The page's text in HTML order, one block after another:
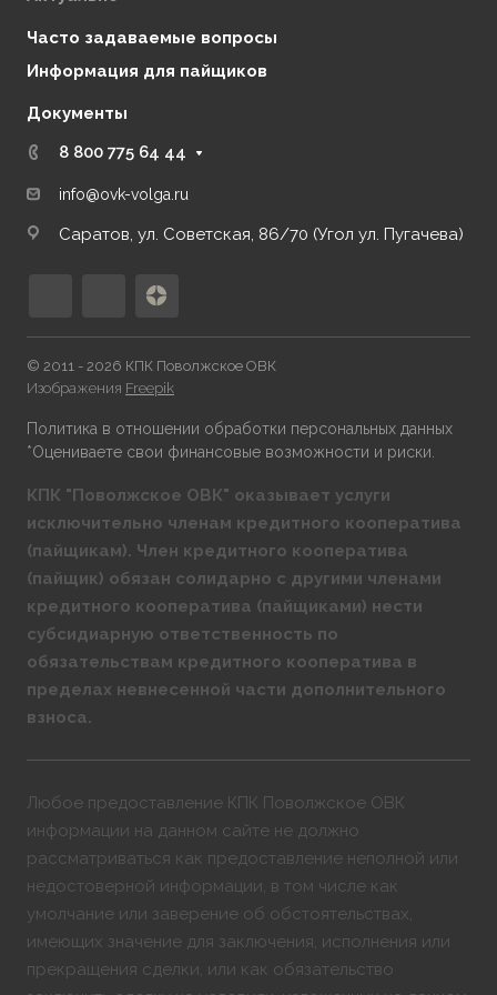
Часто задаваемые вопросы
Информация для пайщиков
Документы
8 800 775 64 44
info@ovk-volga.ru
Саратов, ул. Советская, 86/70 (Угол ул. Пугачева)
© 2011 - 2026 КПК Поволжское ОВК
Изображения Freepik
Политика в отношении обработки персональных данных
*Оцениваете свои финансовые возможности и риски.
КПК "Поволжское ОВК" оказывает услуги
исключительно членам кредитного кооператива
(пайщикам). Член кредитного кооператива
(пайщик) обязан солидарно с другими членами
кредитного кооператива (пайщиками) нести
субсидиарную ответственность по
обязательствам кредитного кооператива в
пределах невнесенной части дополнительного
взноса.
Любое предоставление КПК Поволжское ОВК
информации на данном сайте не должно
рассматриваться как предоставление неполной или
недостоверной информации, в том числе как
умолчание или заверение об обстоятельствах,
имеющих значение для заключения, исполнения или
прекращения сделки, или как обязательство